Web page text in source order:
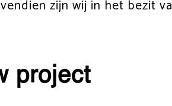
zijn wij in het bezit
project